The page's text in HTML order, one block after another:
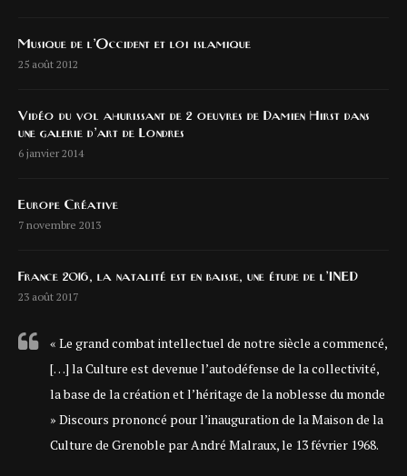
Musique de l’Occident et loi islamique
25 août 2012
Vidéo du vol ahurissant de 2 oeuvres de Damien Hirst dans
une galerie d’art de Londres
6 janvier 2014
Europe Créative
7 novembre 2013
France 2016, la natalité est en baisse, une étude de l’INED
23 août 2017
« Le grand combat intellectuel de notre siècle a commencé,
[…] la Culture est devenue l’autodéfense de la collectivité,
la base de la création et l’héritage de la noblesse du monde
» Discours prononcé pour l’inauguration de la Maison de la
Culture de Grenoble par André Malraux, le 13 février 1968.